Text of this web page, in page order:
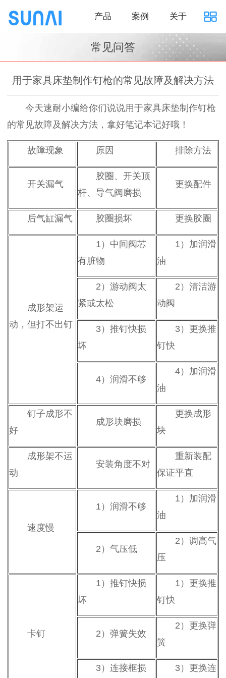
产品 案例 关于
常见问答
用于家具床垫制作钉枪的常见故障及解决方法
今天速耐小编给你们说说用于家具床垫制作钉枪
的常见故障及解决方法，拿好笔记本记好哦！
故障现象 原因 排除方法
开关漏气
胶圈、开关顶
杆、导气阀磨损
更换配件
后气缸漏气 胶圈损坏 更换胶圈
成形架运
动，但打不出钉
1 ）中间阀芯
有脏物
1 ）加润滑
油
2 ）游动阀太
紧或太松
2 ）清洁游
动阀
3）推钉快损
坏
3）更换推
钉快
4）润滑不够
4）加润滑
油
钉子成形不
好
成形块磨损
更换成形
块
成形架不运
动
安装角度不对
重新装配
保证平直
速度慢
1 ）润滑不够
1 ）加润滑
油
2 ）气压低
2 ）调高气
压
卡钉
1 ）推钉快损
坏
1 ）更换推
钉快
2 ）弹簧失效
2 ）更换弹
簧
3）连接框损 3）更换连